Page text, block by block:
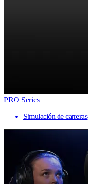
PRO Series
Simulación de carreras